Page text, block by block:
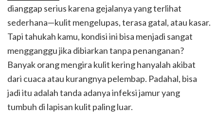
dianggap serius karena gejalanya yang terlihat
sederhana—kulit mengelupas, terasa gatal, atau kasar.
Tapi tahukah kamu, kondisi ini bisa menjadi sangat
mengganggu jika dibiarkan tanpa penanganan?
Banyak orang mengira kulit kering hanyalah akibat
dari cuaca atau kurangnya pelembap. Padahal, bisa
jadi itu adalah tanda adanya infeksi jamur yang
tumbuh di lapisan kulit paling luar.